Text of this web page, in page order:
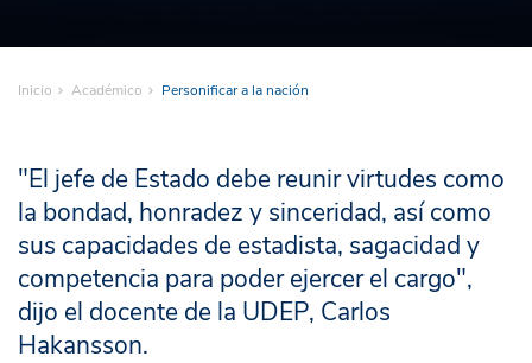
Inicio Académico Personificar a la nación
"El jefe de Estado debe reunir virtudes como
la bondad, honradez y sinceridad, así como
sus capacidades de estadista, sagacidad y
competencia para poder ejercer el cargo",
dijo el docente de la UDEP, Carlos
Hakansson.